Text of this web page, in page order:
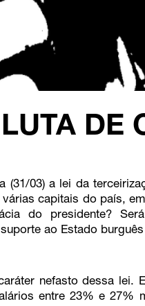
DE
(31/03) a lei da
capitais do país,
do presidente?
ao Estado
nefasto dessa lei.
entre 23% e 27%